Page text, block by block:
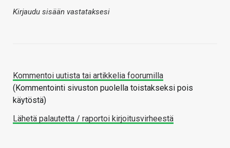
Kirjaudu sisään vastataksesi
Kommentoi uutista tai artikkelia foorumilla
(Kommentointi sivuston puolella toistakseksi pois
käytöstä)
Lähetä palautetta / raportoi kirjoitusvirheestä